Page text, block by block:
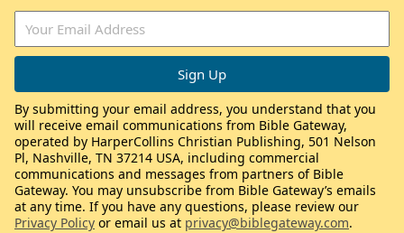
By submitting your email address, you understand that you
will receive email communications from Bible Gateway,
operated by HarperCollins Christian Publishing, 501 Nelson
Pl, Nashville, TN 37214 USA, including commercial
communications and messages from partners of Bible
Gateway. You may unsubscribe from Bible Gateway’s emails
at any time. If you have any questions, please review our
Privacy Policy or email us at privacy@biblegateway.com.